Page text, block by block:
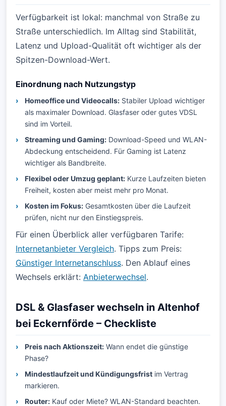
Verfügbarkeit ist lokal: manchmal von Straße zu
Straße unterschiedlich. Im Alltag sind Stabilität,
Latenz und Upload-Qualität oft wichtiger als der
Spitzen-Download-Wert.
Einordnung nach Nutzungstyp
Homeoffice und Videocalls: Stabiler Upload wichtiger
als maximaler Download. Glasfaser oder gutes VDSL
sind im Vorteil.
Streaming und Gaming: Download-Speed und WLAN-
Abdeckung entscheidend. Für Gaming ist Latenz
wichtiger als Bandbreite.
Flexibel oder Umzug geplant: Kurze Laufzeiten bieten
Freiheit, kosten aber meist mehr pro Monat.
Kosten im Fokus: Gesamtkosten über die Laufzeit
prüfen, nicht nur den Einstiegspreis.
Für einen Überblick aller verfügbaren Tarife:
Internetanbieter Vergleich. Tipps zum Preis:
Günstiger Internetanschluss. Den Ablauf eines
Wechsels erklärt: Anbieterwechsel.
DSL & Glasfaser wechseln in Altenhof
bei Eckernförde – Checkliste
Preis nach Aktionszeit: Wann endet die günstige
Phase?
Mindestlaufzeit und Kündigungsfrist im Vertrag
markieren.
Router: Kauf oder Miete? WLAN-Standard beachten.